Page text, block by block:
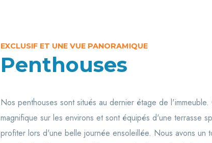
EXCLUSIF ET UNE VUE PANORAMIQUE
Penthouses
Nos penthouses sont situés au dernier étage de
magnifique sur les environs et sont équipés d'une terrasse
profiter lors d'une belle journée ensoleillée. Nous avons un